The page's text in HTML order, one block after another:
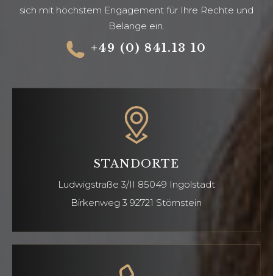
sich mit höchstem Engagement für Ihre Rechte und
Belange ein.
+49 (0) 841.13 10
STANDORTE
Ludwigstraße 3/II 85049 Ingolstadt
Birkenweg 3 92721 Störnstein